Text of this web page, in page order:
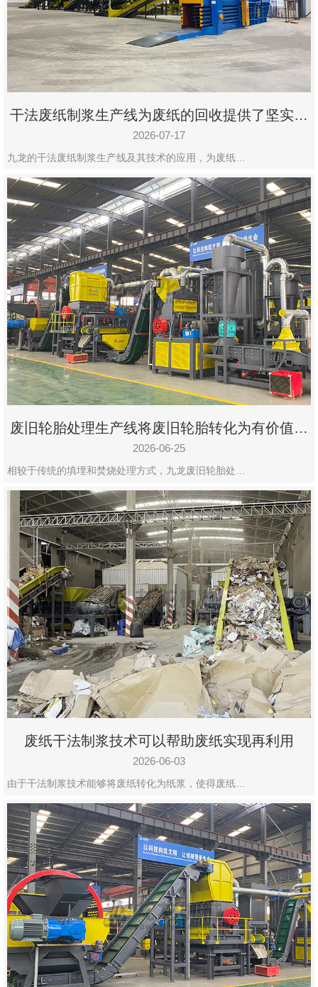
19020390
号-1
干法废纸制浆生产线为废纸的回收提供了坚实的
保障
2026-07-17
九龙的干法废纸制浆生产线及其技术的应用，为废纸…
废旧轮胎处理生产线将废旧轮胎转化为有价值的
资源
2026-06-25
相较于传统的填埋和焚烧处理方式，九龙废旧轮胎处…
废纸干法制浆技术可以帮助废纸实现再利用
2026-06-03
由于干法制浆技术能够将废纸转化为纸浆，使得废纸…